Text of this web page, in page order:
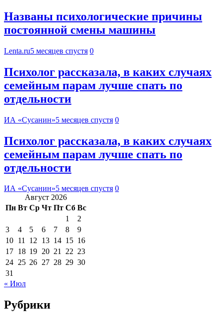
Названы психологические причины
постоянной смены машины
Lenta.ru5 месяцев спустя 0
Психолог рассказала, в каких случаях
семейным парам лучше спать по
отдельности
ИА «Сусанин»5 месяцев спустя 0
Психолог рассказала, в каких случаях
семейным парам лучше спать по
отдельности
ИА «Сусанин»5 месяцев спустя 0
Август 2026
Пн Вт Ср Чт Пт Сб Вс
1
2
3
4 5 6 7 8
9
10 11 12 13 14 15 16
17 18 19 20 21 22 23
24 25 26 27 28 29 30
31
« Июл
Рубрики